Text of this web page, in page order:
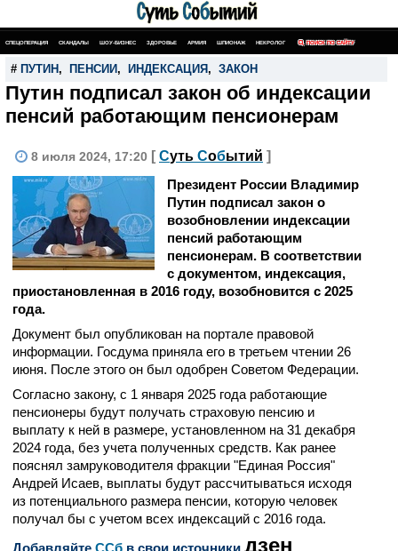
СПЕЦОПЕРАЦИЯ СКАНДАЛЫ ШОУ-БИЗНЕС ЗДОРОВЬЕ АРМИЯ ШПИОНАЖ НЕКРОЛОГ ПОИСК ПО САЙТУ
# ПУТИН , ПЕНСИИ , ИНДЕКСАЦИЯ , ЗАКОН
Путин подписал закон об индексации
пенсий работающим пенсионерам
8 июля 2024, 17:20 [ Суть Событий ]
Президент России Владимир
Путин подписал закон о
возобновлении индексации
пенсий работающим
пенсионерам. В соответствии
с документом, индексация,
приостановленная в 2016 году, возобновится с 2025
года.
Документ был опубликован на портале правовой
информации. Госдума приняла его в третьем чтении 26
июня. После этого он был одобрен Советом Федерации.
Согласно закону, с 1 января 2025 года работающие
пенсионеры будут получать страховую пенсию и
выплату к ней в размере, установленном на 31 декабря
2024 года, без учета полученных средств. Как ранее
пояснял замруководителя фракции "Единая Россия"
Андрей Исаев, выплаты будут рассчитываться исходя
из потенциального размера пенсии, которую человек
получал бы с учетом всех индексаций с 2016 года.
Добавляйте CСб в свои источники дзен